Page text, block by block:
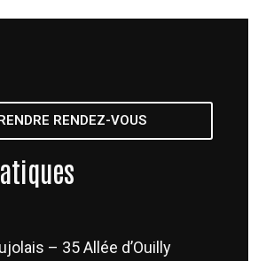
RENDEZ-VOUS
– 35 Allée d’Ouilly